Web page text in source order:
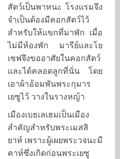
สัตว์เป็นพาหนะ โรงแรมจึง
จำเป็นต้องมีคอกสัตว์ไว้
สำหรับให้แขกที่มาพัก เมื่อ
ไม่มีห้องพัก มารีย์และโย
เซฟจึงขออาศัยในคอกสัตว์
และได้คลอดลูกที่นั่น โดย
เอาผ้าอ้อมพันพระกุมาร
เยซูไว้ วางในรางหญ้า
เมืองเบธเลเฮมเป็นเมือง
สำคัญสำหรับพระเมสสิ
ยาห์ เพราะผู้เผยพระวจนะมี
คาห์ซึ่งเกิดก่อนพระเยซู